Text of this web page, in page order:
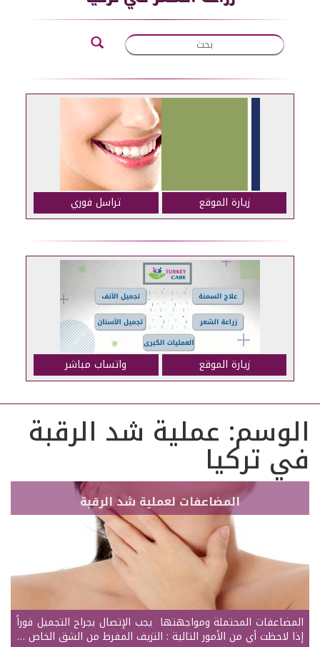
زيارة الموقع تراسل فوري
زيارة الموقع واتساب مباشر
الوسم: عملية شد الرقبة
في تركيا
المضاعفات لعملية شد الرقبة
المضاعفات المحتملة ومواجهتها يجب الإتصال بجراح التجميل فوراً
إذا لاحظت أي من الأمور التالية : النزيف المفرط من الشق الخاص …